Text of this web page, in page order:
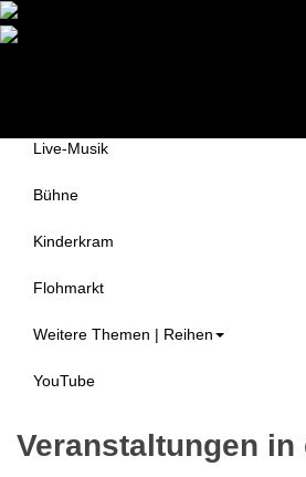
Themen
Live-Musik
Bühne
Kinderkram
Flohmarkt
Weitere Themen | Reihen
YouTube
Veranstaltungen in